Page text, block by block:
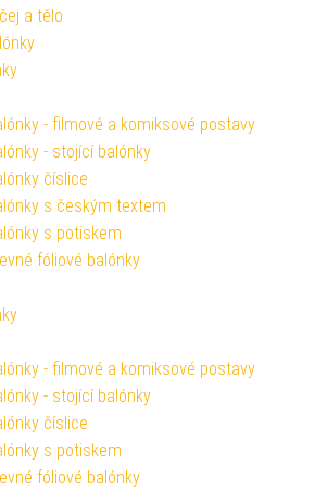
a tělo
- filmové a komiksové postavy
- stojící balónky
číslice
s českým textem
s potiskem
fóliové balónky
- filmové a komiksové postavy
- stojící balónky
číslice
s potiskem
fóliové balónky